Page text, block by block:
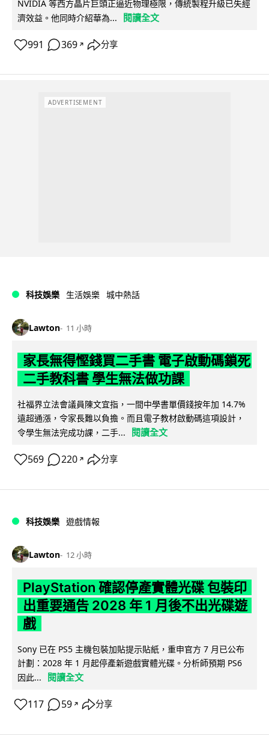
NVIDIA 等西方晶片巨頭正逼近物理極限，傳統製程升級已失經
濟效益。他同時介紹華為...
閱讀全文
991 369 ↗ 分享
ADVERTISEMENT
科技娛樂 生活娛樂 城中熱話
Lawton 11 小時
家長無得慳錢買二手書 電子啟動碼鎖死
二手教科書 學生無法做功課
社福界立法會議員陳文宜指，一間中學書單價錢按年加 14.7%
遠超通漲，令家長難以負擔。而且電子教材啟動碼這項設計，
令學生無法完成功課，二手...
閱讀全文
569 220 ↗ 分享
科技娛樂 遊戲情報
Lawton 12 小時
PlayStation 確認停產實體光碟 包裝印
出重要通告 2028 年 1 月後不出光碟遊
戲
Sony 已在 PS5 主機包裝加貼提示貼紙，重申官方 7 月已公布
計劃：2028 年 1 月起停產新遊戲實體光碟。分析師預期 PS6
因此...
閱讀全文
117 59 ↗ 分享